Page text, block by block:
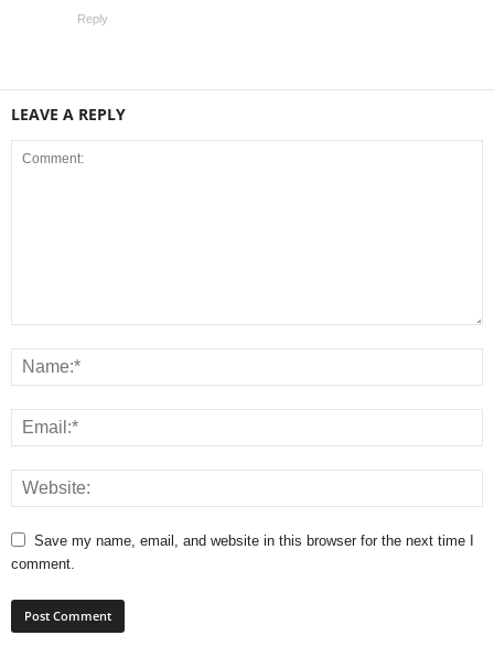
Reply
LEAVE A REPLY
Save my name, email, and website in this browser for the next time I
comment.